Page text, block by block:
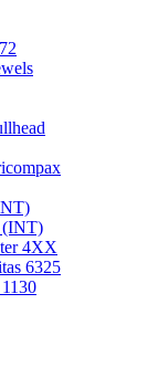
(INT)
4XX
6325